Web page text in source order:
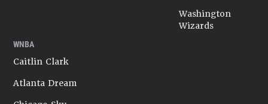
Washington
Wizards
WNBA
Caitlin Clark
Atlanta Dream